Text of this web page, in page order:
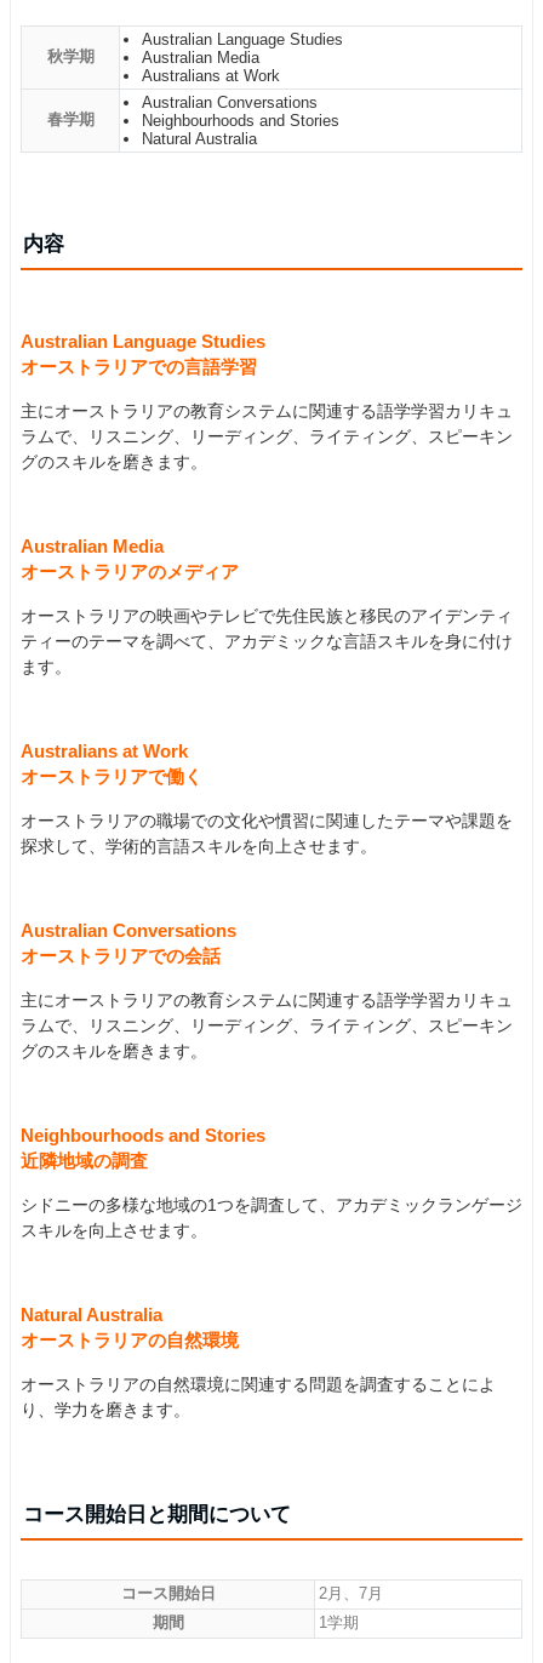
秋学期
Australian Language Studies
Australian Media
Australians at Work
春学期
Australian Conversations
Neighbourhoods and Stories
Natural Australia
内容
Australian Language Studies
オーストラリアでの言語学習
主にオーストラリアの教育システムに関連する語学学習カリキュ
ラムで、リスニング、リーディング、ライティング、スピーキン
グのスキルを磨きます。
Australian Media
オーストラリアのメディア
オーストラリアの映画やテレビで先住民族と移民のアイデンティ
ティーのテーマを調べて、アカデミックな言語スキルを身に付け
ます。
Australians at Work
オーストラリアで働く
オーストラリアの職場での文化や慣習に関連したテーマや課題を
探求して、学術的言語スキルを向上させます。
Australian Conversations
オーストラリアでの会話
主にオーストラリアの教育システムに関連する語学学習カリキュ
ラムで、リスニング、リーディング、ライティング、スピーキン
グのスキルを磨きます。
Neighbourhoods and Stories
近隣地域の調査
シドニーの多様な地域の1つを調査して、アカデミックランゲージ
スキルを向上させます。
Natural Australia
オーストラリアの自然環境
オーストラリアの自然環境に関連する問題を調査することによ
り、学力を磨きます。
コース開始日と期間について
コース開始日
2月、7月
期間
1学期